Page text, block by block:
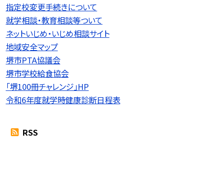
指定校変更手続きについて
就学相談・教育相談等ついて
ネットいじめ・いじめ相談サイト
地域安全マップ
堺市PTA協議会
堺市学校給食協会
「堺100冊チャレンジ」HP
令和6年度就学時健康診断日程表
RSS